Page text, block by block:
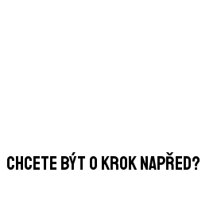
CHCETE BÝT O KROK NAPŘED?